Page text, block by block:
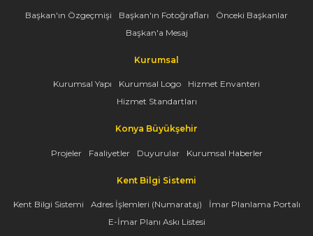
Başkan'ın Özgeçmişi Başkan'ın Fotoğrafları
Önceki Başkanlar
Başkan'a Mesaj
Kurumsal
Kurumsal Yapı Kurumsal Logo
Hizmet Envanteri
Hizmet Standartları
Konya Büyükşehir
Projeler Faaliyetler Duyurular Kurumsal Haberler
Kent Bilgi Sistemi
Kent Bilgi Sistemi Adres İşlemleri (Numarataj)
İmar Planlama Portalı
E-İmar Planı Askı Listesi